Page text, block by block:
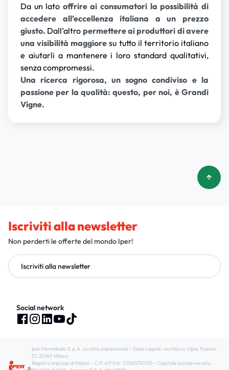
Da un lato offrire ai consumatori la possibilità di
accedere all’eccellenza italiana a un prezzo
giusto. Dall’altro permettere ai produttori di avere
una visibilità maggioresu tutto il territorio italiano
e aiutarli a mantenere i loro standard qualitativi,
senza compromessi.
Una ricerca rigorosa, un sogno condiviso e la
passione per la qualità: questo, per noi, è Grandi
Vigne.
Iscriviti alla newsletter
Non perderti le offerte del mondo Iper!
Iscriviti alla newsletter
Social network
Iper Montebello S.p.A. società unipersonale - Sede Legale: via Marco Ulpio Traiano
57, 20149 Milano
Registro Imprese di Milano - C.F. e P.IVA: 03585750155 - Capitale sociale versato